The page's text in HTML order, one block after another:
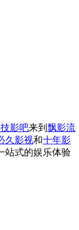
影吧来到 飘影流
久影视和十年影
站式的娱乐体验